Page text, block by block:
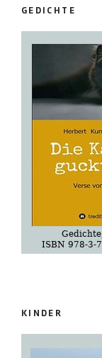
GEDICHTE
KINDER